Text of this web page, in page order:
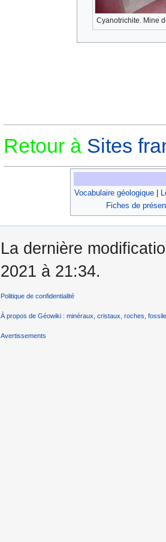
Cyanotrichite. Mine
Retour à Sites
Vocabulaire géologique|
Fiches de
La dernière
2021 à 21:34.
Politique de confidentialité
À propos de Géowiki : minéraux, cristaux, roches,
Avertissements